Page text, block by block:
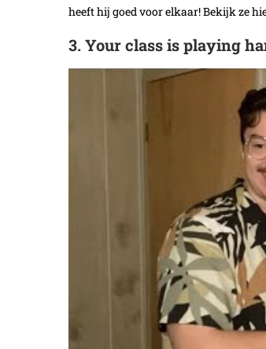
heeft hij goed voor elkaar! Bekijk ze
3. Your class is playing